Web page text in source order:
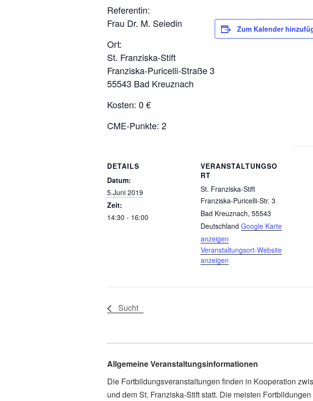
Referentin:
Frau Dr. M. Seiedin
Ort:
St. Franziska-Stift
Franziska-Puricelli-Straße 3
55543 Bad Kreuznach
Kosten: 0 €
CME-Punkte: 2
Zum Kalender
DETAILS
Datum:
5.Juni 2019
Zeit:
14:30 - 16:00
VERANSTALTUNGSO
RT
St. Franziska-Stift
Franziska-Puricelli-Str. 3
Bad Kreuznach, 55543
Deutschland Google Karte
anzeigen
Veranstaltungsort-Website
anzeigen
Sucht
Allgemeine Veranstaltungsinformationen
Die Fortbildungsveranstaltungen finden in Kooperation
und dem St. Franziska-Stift statt. Die meisten